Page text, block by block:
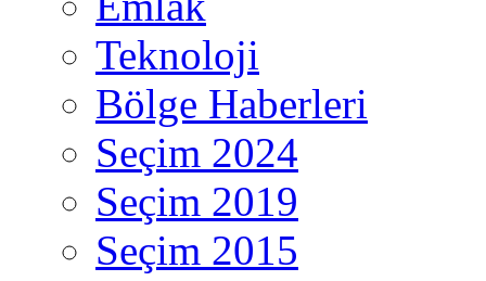
Teknoloji
Bölge Haberleri
Seçim 2024
Seçim 2019
Seçim 2015